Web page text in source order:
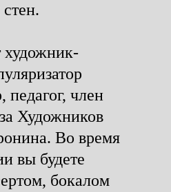
педагог, член
Художников
Во время
вы будете
бокалом